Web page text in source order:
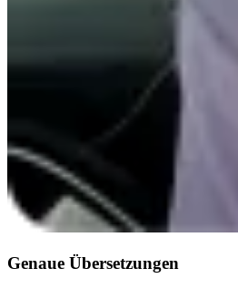
Genaue Übersetzungen